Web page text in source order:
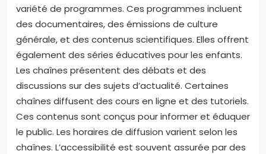
variété de programmes. Ces programmes incluent
des documentaires, des émissions de culture
générale, et des contenus scientifiques. Elles offrent
également des séries éducatives pour les enfants.
Les chaînes présentent des débats et des
discussions sur des sujets d’actualité. Certaines
chaînes diffusent des cours en ligne et des tutoriels.
Ces contenus sont conçus pour informer et éduquer
le public. Les horaires de diffusion varient selon les
chaînes. L’accessibilité est souvent assurée par des